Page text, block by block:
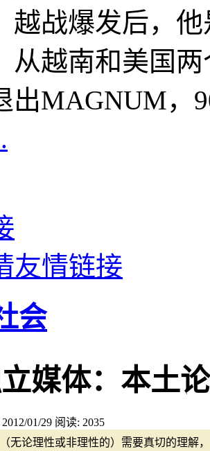
越战爆发后，
从越南和美国
出MAGNUM，
友情链接
会
媒体：本土
2012/01/29 阅读: 2035
无论理性或非理性的）需要真切的理解